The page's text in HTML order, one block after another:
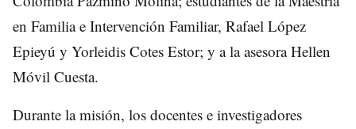
en Familia e Intervención Familiar, Rafael López
Epieyú y Yorleidis Cotes Estor; y a la asesora Hellen
Móvil Cuesta.
Durante la misión, los docentes e investigadores